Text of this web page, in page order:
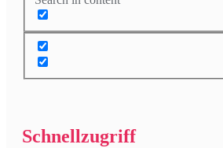
Schnellzugriff